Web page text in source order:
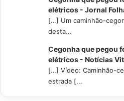
elétricos - Jornal
[…] Um caminhão-
desta...
Cegonha que pegou
elétricos - Notícias
[…] Vídeo: Caminhão-
estrada [...